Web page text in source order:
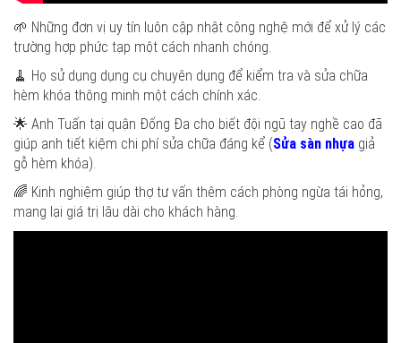
🌱 Những đơn vị uy tín luôn cập nhật công nghệ mới để xử lý các
trường hợp phức tạp một cách nhanh chóng.
🧹 Họ sử dụng dụng cụ chuyên dụng để kiểm tra và sửa chữa
hèm khóa thông minh một cách chính xác.
🌟 Anh Tuấn tại quận Đống Đa cho biết đội ngũ tay nghề cao đã
giúp anh tiết kiệm chi phí sửa chữa đáng kể (Sửa sàn nhựa giả
gỗ hèm khóa).
🌈 Kinh nghiệm giúp thợ tư vấn thêm cách phòng ngừa tái hỏng,
mang lại giá trị lâu dài cho khách hàng.